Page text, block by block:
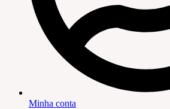
Minha conta